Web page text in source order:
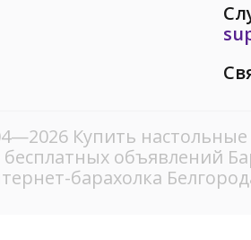
Купить
бесплатных объявлений
барахолка